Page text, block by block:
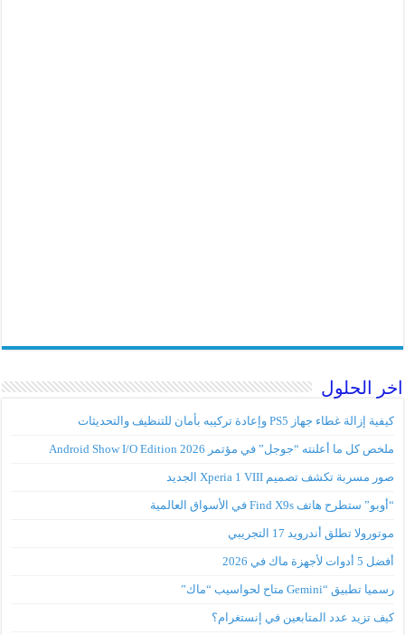
اخر الحلول
كيفية إزالة غطاء جهاز PS5 وإعادة تركيبه بأمان للتنظيف والتحديثات
ملخص كل ما أعلنته “جوجل” في مؤتمر Android Show I/O Edition 2026
صور مسربة تكشف تصميم Xperia 1 VIII الجديد
“أوبو” ستطرح هاتف Find X9s في الأسواق العالمية
موتورولا تطلق أندرويد 17 التجريبي
أفضل 5 أدوات لأجهزة ماك في 2026
رسميا تطبيق “Gemini متاح لحواسيب “ماك”
كيف تزيد عدد المتابعين في إنستغرام؟